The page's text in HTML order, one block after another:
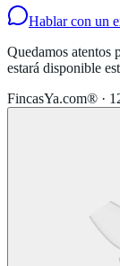
Hablar con un
Quedamos atentos
estará disponible
FincasYa.com® ·